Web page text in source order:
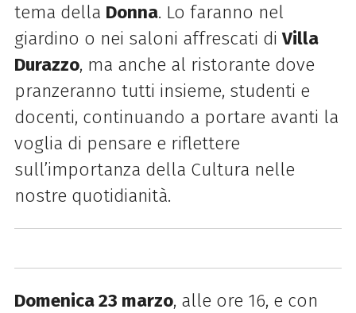
tema della Donna. Lo faranno nel
giardino o nei saloni affrescati diVilla
Durazzo, ma anche al ristorante dove
pranzeranno tutti insieme, studenti e
docenti, continuando a portare avanti la
voglia di pensare e riflettere
sull’importanza della Cultura nelle
nostre quotidianità.
Domenica 23 marzo, alle ore 16, e con